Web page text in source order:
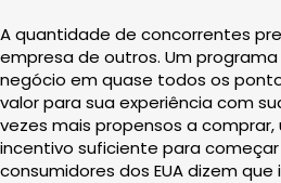
A quantidade de concorrentes
empresa de outros. Um
negócio em quase todos os
valor para sua experiência com
vezes mais propensos a
incentivo suficiente para começar
consumidores dos EUA dizem